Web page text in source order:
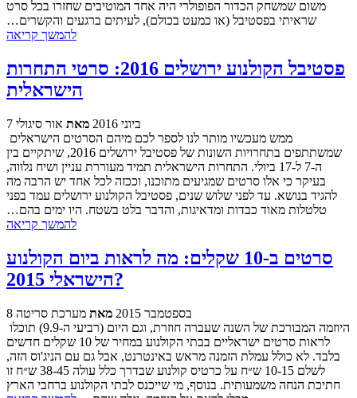
משום שמשחק הכדור הפופולרי היה אחד המוטיבים שחזרו בכל סרט
שראיתי בפסטיבל (או כמעט בכולם), לעיתים ברגעים והקשרים…
להמשך קריאה
פסטיבל הקולנוע ירושלים 2016: סרטי התחרות
הישראלית
7 ביוני 2016 מאת אור סיגולי
שמשתתפים בתחרויות השונות של פסטיבל ירושלים 2016, שיתקיים בין
ה-7 ל-17 ביולי. התחרות הישראלית תמיד מעוררת עניין ושיח נלווה,
בעיקר כי אלו סרטים שמגיעים מתוכנו, וככזה לכל אחד יש הרבה מה
להגיד בנושא. עד לפני שלוש שנים, פסטיבל הקולנוע ירושלים עמד בפני
טלטלות מאוד כבדות ומדאיגות, והדבר בלט בשטח. היו ימים בהם…
להמשך קריאה
סרטים ב-10 שקלים: מה לראות ביום הקולנוע
הישראלי 2015?
8 בספטמבר 2015 מאת מערכת סריטה
לראות סרטים ישראליים בבתי הקולנוע במחיר של 10 שקלים חדשים
בלבד. לא כולל עמלת הזמנה מראש באינטרנט, אבל גם עם הניג'וס הזה,
לשלם 10-15 ש״ח על כרטיס קולנוע שבדרך כלל עולה 38-45 ש״ח זו
חתיכת הנחה משמעותית. בנוסף, מי שייכנס לבתי הקולנוע ברחבי הארץ